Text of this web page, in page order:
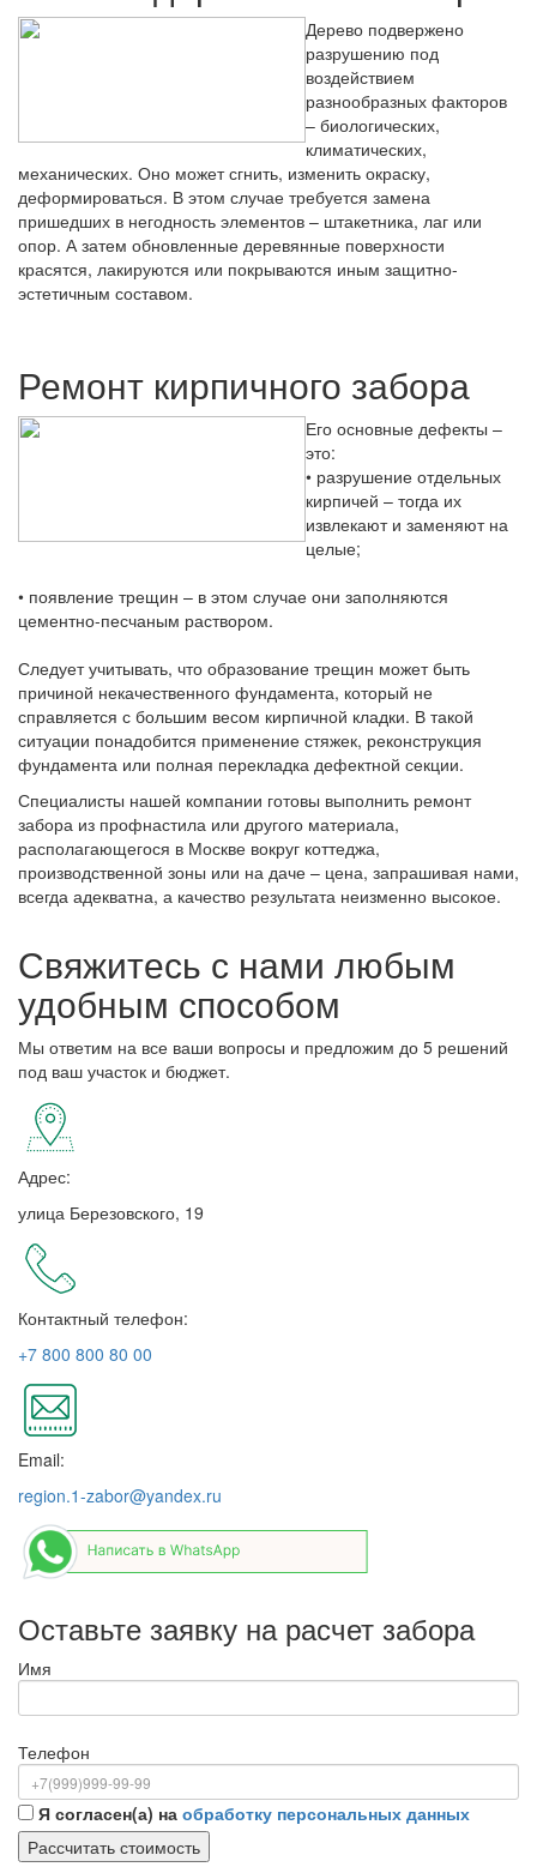
Дерево подвержено
разрушению под
воздействием
разнообразных факторов
– биологических,
климатических,
механических. Оно может сгнить, изменить окраску,
деформироваться. В этом случае требуется замена
пришедших в негодность элементов – штакетника, лаг или
опор. А затем обновленные деревянные поверхности
красятся, лакируются или покрываются иным защитно-
эстетичным составом.
Ремонт кирпичного забора
Его основные дефекты –
это:
• разрушение отдельных
кирпичей – тогда их
извлекают и заменяют на
целые;
• появление трещин – в этом случае они заполняются
цементно-песчаным раствором.
Следует учитывать, что образование трещин может быть
причиной некачественного фундамента, который не
справляется с большим весом кирпичной кладки. В такой
ситуации понадобится применение стяжек, реконструкция
фундамента или полная перекладка дефектной секции.
Специалисты нашей компании готовы выполнить ремонт
забора из профнастила или другого материала,
располагающегося в Москве вокруг коттеджа,
производственной зоны или на даче – цена, запрашивая нами,
всегда адекватна, а качество результата неизменно высокое.
Свяжитесь с нами любым
удобным способом
Мы ответим на все ваши вопросы и предложим до 5 решений
под ваш участок и бюджет.
Адрес:
улица Березовского, 19
Контактный телефон:
+7 800 800 80 00
Email:
region.1-zabor@yandex.ru
Оставьте заявку на расчет забора
Имя
Телефон
Я согласен(а) на обработку персональных данных